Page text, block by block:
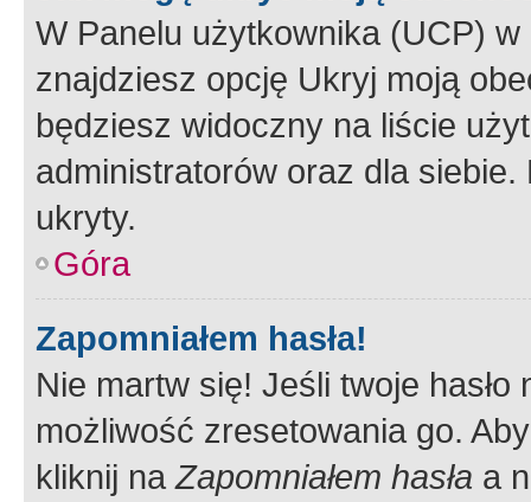
W Panelu użytkownika (UCP) w
znajdziesz opcję Ukryj moją
będziesz widoczny na liście
administratorów oraz dla
ukryty.
Góra
Zapomniałem hasła!
Nie martw się! Jeśli twoje
możliwość zresetowania go.
kliknij naZapomniałem hasła a